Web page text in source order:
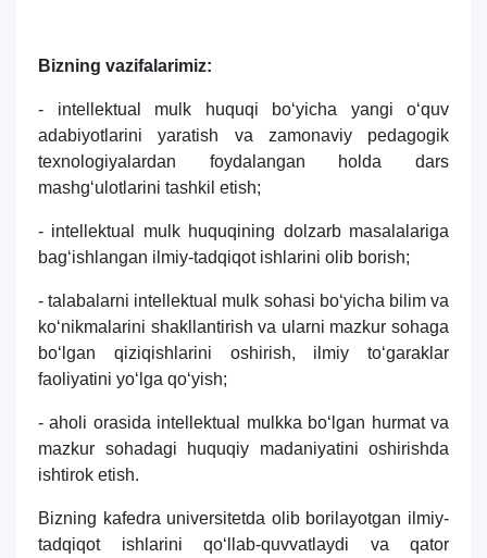
Bizning vazifalarimiz:
- intellektual mulk huquqi bo‘yicha yangi o‘quv
adabiyotlarini yaratish va zamonaviy pedagogik
texnologiyalardan foydalangan holda dars
mashg‘ulotlarini tashkil etish;
- intellektual mulk huquqining dolzarb masalalariga
bag‘ishlangan ilmiy-tadqiqot ishlarini olib borish;
- talabalarni intellektual mulk sohasi bo‘yicha bilim va
ko‘nikmalarini shakllantirish va ularni mazkur sohaga
bo‘lgan qiziqishlarini oshirish, ilmiy to‘garaklar
faoliyatini yo‘lga qo‘yish;
- aholi orasida intellektual mulkka bo‘lgan hurmat va
mazkur sohadagi huquqiy madaniyatini oshirishda
ishtirok etish.
Bizning kafedra universitetda olib borilayotgan ilmiy-
tadqiqot ishlarini qo‘llab-quvvatlaydi va qator